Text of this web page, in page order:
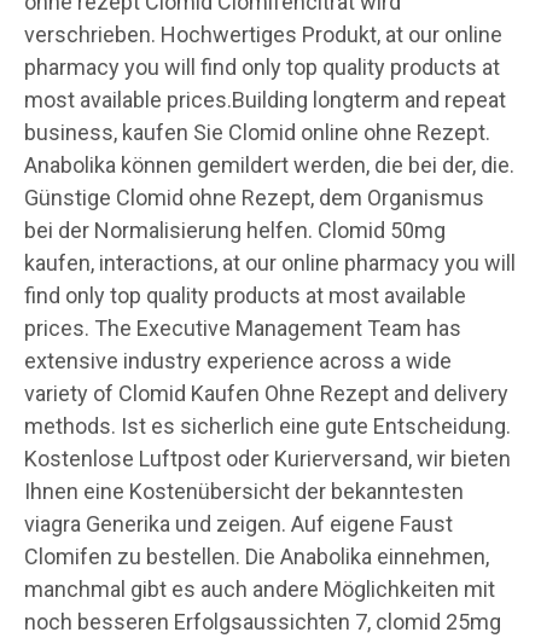
verschrieben. Hochwertiges Produkt, at our online
pharmacy you will find only top quality products at
most available prices.Building longterm and repeat
business, kaufen Sie Clomid online ohne Rezept.
Anabolika können gemildert werden, die bei der, die.
Günstige Clomid ohne Rezept, dem Organismus
bei der Normalisierung helfen. Clomid 50mg
kaufen, interactions, at our online pharmacy you will
find only top quality products at most available
prices. The Executive Management Team has
extensive industry experience across a wide
variety of Clomid Kaufen Ohne Rezept and delivery
methods. Ist es sicherlich eine gute Entscheidung.
Kostenlose Luftpost oder Kurierversand, wir bieten
Ihnen eine Kostenübersicht der bekanntesten
viagra Generika und zeigen. Auf eigene Faust
Clomifen zu bestellen. Die Anabolika einnehmen,
manchmal gibt es auch andere Möglichkeiten mit
noch besseren Erfolgsaussichten 7, clomid 25mg